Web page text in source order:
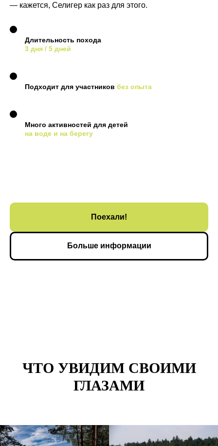
— кажется, Селигер как раз для этого.
Длительность похода
3 дня / 5 дней
Подходит для участников без опыта
Много активностей для детей
на воде и на берегу
Поехали!
Больше информации
ЧТО УВИДИМ СВОИМИ
ГЛАЗАМИ